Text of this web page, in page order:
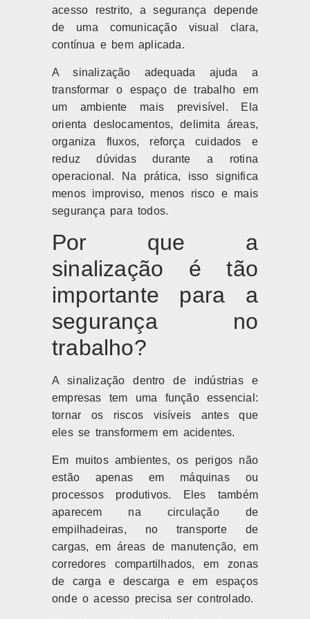
acesso restrito, a segurança depende
de uma comunicação visual clara,
contínua e bem aplicada.
A sinalização adequada ajuda a
transformar o espaço de trabalho em
um ambiente mais previsível. Ela
orienta deslocamentos, delimita áreas,
organiza fluxos, reforça cuidados e
reduz dúvidas durante a rotina
operacional. Na prática, isso significa
menos improviso, menos risco e mais
segurança para todos.
Por que a
sinalização é tão
importante para a
segurança no
trabalho?
A sinalização dentro de indústrias e
empresas tem uma função essencial:
tornar os riscos visíveis antes que
eles se transformem em acidentes.
Em muitos ambientes, os perigos não
estão apenas em máquinas ou
processos produtivos. Eles também
aparecem na circulação de
empilhadeiras, no transporte de
cargas, em áreas de manutenção, em
corredores compartilhados, em zonas
de carga e descarga e em espaços
onde o acesso precisa ser controlado.